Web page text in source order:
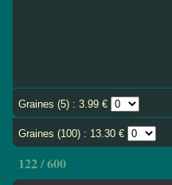
Graines (5) : 3.99 €
Graines (100) : 13.30 €
122 / 600